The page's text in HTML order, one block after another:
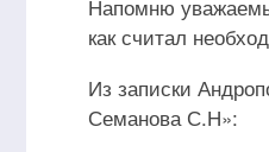
Напомню
как считал
Из записки
Семанова С.Н»: